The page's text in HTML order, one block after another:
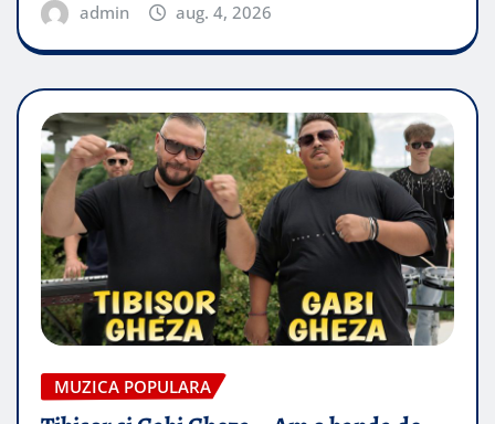
admin aug. 4, 2026
MUZICA POPULARA